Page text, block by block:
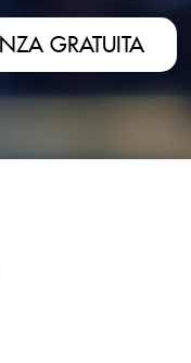
GRATUITA